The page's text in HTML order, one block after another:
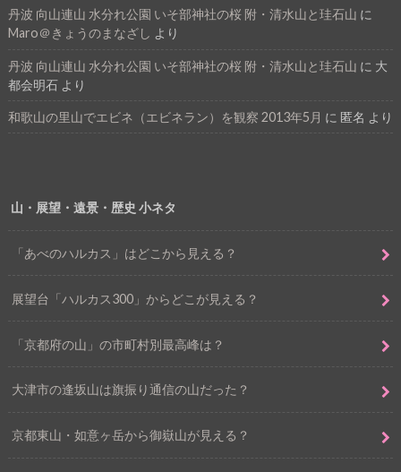
丹波 向山連山 水分れ公園 いそ部神社の桜 附・清水山と珪石山 に
Maro＠きょうのまなざし より
丹波 向山連山 水分れ公園 いそ部神社の桜 附・清水山と珪石山 に 大
都会明石より
和歌山の里山でエビネ（エビネラン）を観察 2013年5月 に 匿名 より
山・展望・遠景・歴史 小ネタ
「あべのハルカス」はどこから見える？
展望台「ハルカス300」からどこが見える？
「京都府の山」の市町村別最高峰は？
大津市の逢坂山は旗振り通信の山だった？
京都東山・如意ヶ岳から御嶽山が見える？